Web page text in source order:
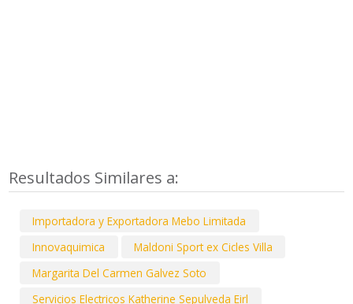
Resultados Similares a:
Importadora y Exportadora Mebo Limitada
Innovaquimica
Maldoni Sport ex Cicles Villa
Margarita Del Carmen Galvez Soto
Servicios Electricos Katherine Sepulveda Eirl